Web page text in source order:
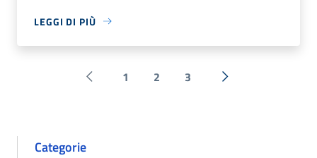
LEGGI DI PIÙ
Pagina precedente
1 2 3 Successiva »
Categorie